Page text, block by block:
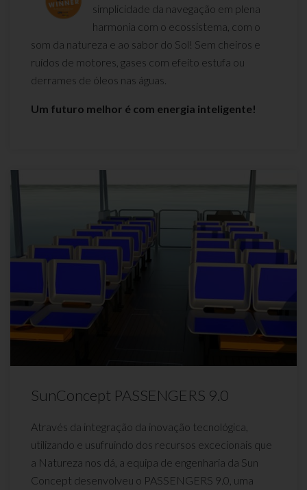
simplicidade da navegação em plena
harmonia com o ecossistema, com o
som da natureza e ao sabor do Sol! Sem cheiros e
ruídos de motores, gases com efeito estufa ou
derrames de óleos nas águas.
Um futuro melhor é com energia inteligente!
SunConcept PASSENGERS 9.0
Através da integração da inovação tecnológica,
utilizando e usufruindo dos recursos excecionais que
a Natureza nos dá, a equipa de engenharia da Sun
Concept desenvolveu o PASSENGERS 9.0, uma